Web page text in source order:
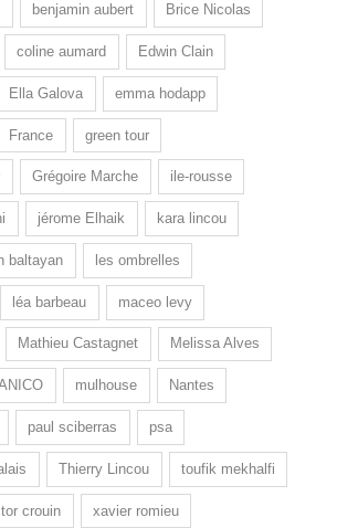
benjamin aubert Brice Nicolas
coline aumard Edwin Clain
Ella Galova emma hodapp
France green tour
Grégoire Marche ile-rousse
jérome Elhaik kara lincou
baltayan les ombrelles
léa barbeau maceo levy
Mathieu Castagnet Melissa Alves
mulhouse Nantes
paul sciberras psa
Thierry Lincou toufik mekhalfi
crouin xavier romieu